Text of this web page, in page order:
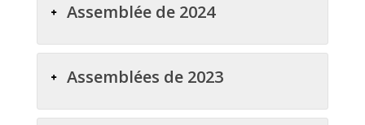
Assemblée de 2024
Assemblées de 2023